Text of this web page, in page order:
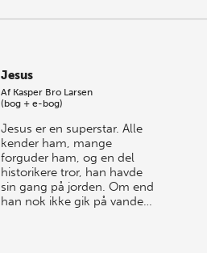
Jesus
Af Kasper Bro Larsen
(bog + e-bog)
Jesus er en superstar. Alle
kender ham, mange
forguder ham, og en del
historikere tror, han havde
sin gang på jorden. Om end
han nok ikke gik på vande…